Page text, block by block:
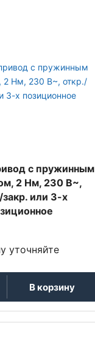
с пружинным
2 Нм, 230 В~,
или 3-х
уточняйте
В корзину